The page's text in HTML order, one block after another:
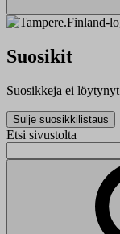
Suosikit
Suosikkeja ei löytynyt
Sulje suosikkilistaus
Etsi sivustolta